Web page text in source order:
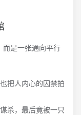
而是一张通向平行
把人内心的囚禁拍
杀，最后竟被一只